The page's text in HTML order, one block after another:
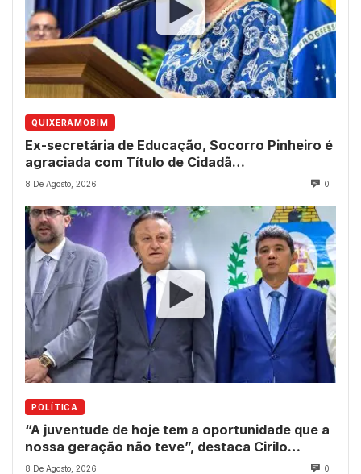
QUIXERAMOBIM
Ex-secretária de Educação, Socorro Pinheiro é
agraciada com Título de Cidadã
Quixeramobinense
8 De Agosto, 2026 0
POLÍTICA
“A juventude de hoje tem a oportunidade que a
nossa geração não teve”, destaca Cirilo
Pimenta durante Sessão Solene
8 De Agosto, 2026 0